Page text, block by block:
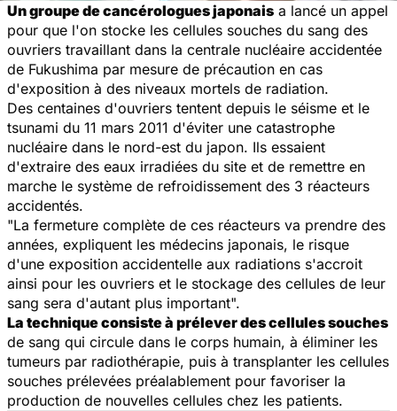
Un groupe de cancérologues japonais a lancé un appel
pour que l'on stocke les cellules souches du sang des
ouvriers travaillant dans la centrale nucléaire accidentée
de Fukushima par mesure de précaution en cas
d'exposition à des niveaux mortels de radiation.
Des centaines d'ouvriers tentent depuis le séisme et le
tsunami du 11 mars 2011 d'éviter une catastrophe
nucléaire dans le nord-est du japon. Ils essaient
d'extraire des eaux irradiées du site et de remettre en
marche le système de refroidissement des 3 réacteurs
accidentés.
"La fermeture complète de ces réacteurs va prendre des
années, expliquent les médecins japonais, le risque
d'une exposition accidentelle aux radiations s'accroit
ainsi pour les ouvriers et le stockage des cellules de leur
sang sera d'autant plus important".
La technique consiste à prélever des cellules souches
de sang qui circule dans le corps humain, à éliminer les
tumeurs par radiothérapie, puis à transplanter les cellules
souches prélevées préalablement pour favoriser la
production de nouvelles cellules chez les patients.